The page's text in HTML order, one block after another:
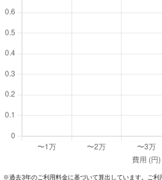
※過去3年のご利⽤料⾦に基づいて算出しています。ご